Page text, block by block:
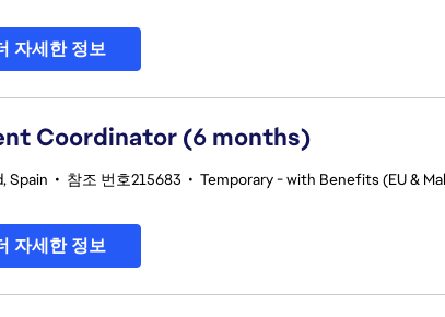
자세한 정보
Coordinator (6 months)
Spain • 참조 번호215683 • Temporary - with Benefits (EU &
자세한 정보